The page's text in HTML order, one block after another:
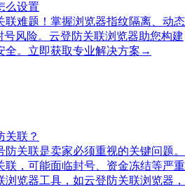
么设置
联难题！掌握浏览器指纹隔离、动态
风险。云登防关联浏览器助您构建
全。立即获取专业解决方案→
关联？
关联是卖家必须重视的关键问题。
联，可能面临封号、资金冻结等严重
览器工具，如云登防关联浏览器，